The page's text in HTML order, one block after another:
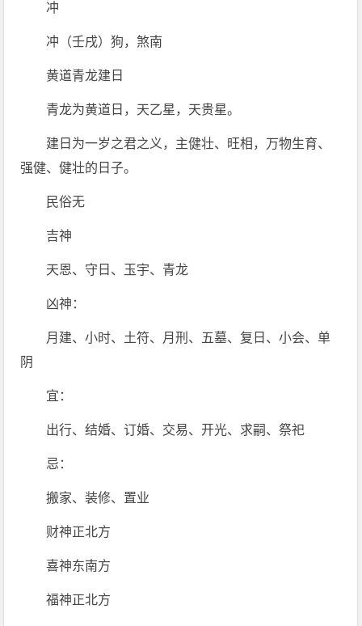
冲
冲（壬戌）狗，煞南
黄道青龙建日
青龙为黄道日，天乙星，天贵星。
建日为一岁之君之义，主健壮、旺相，万物生育、
强健、健壮的日子。
民俗无
吉神
天恩、守日、玉宇、青龙
凶神：
月建、小时、土符、月刑、五墓、复日、小会、单
阴
宜：
出行、结婚、订婚、交易、开光、求嗣、祭祀
忌：
搬家、装修、置业
财神正北方
喜神东南方
福神正北方